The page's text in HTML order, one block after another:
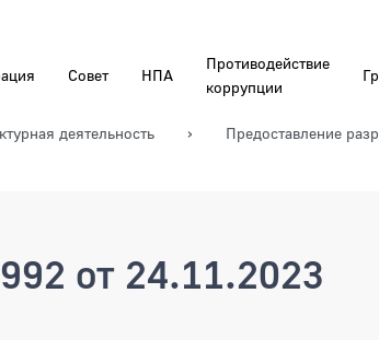
Совет НПА
Противодействие
коррупции
деятельность
Предоставление
от 24.11.2023